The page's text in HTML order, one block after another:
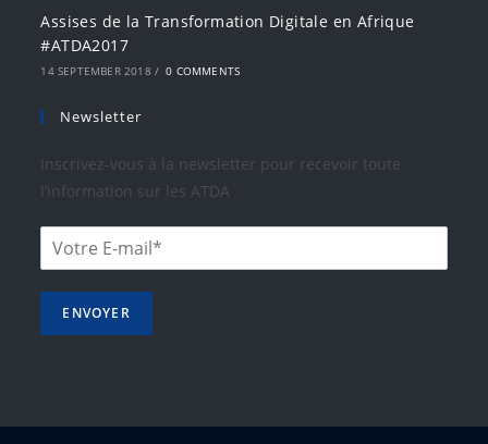
Assises de la Transformation Digitale en Afrique
#ATDA2017
14 SEPTEMBER 2018 / 0 COMMENTS
Newsletter
Inscrivez-vous à la newsletter pour recevoir toute
l’information sur les ATDA
ENVOYER